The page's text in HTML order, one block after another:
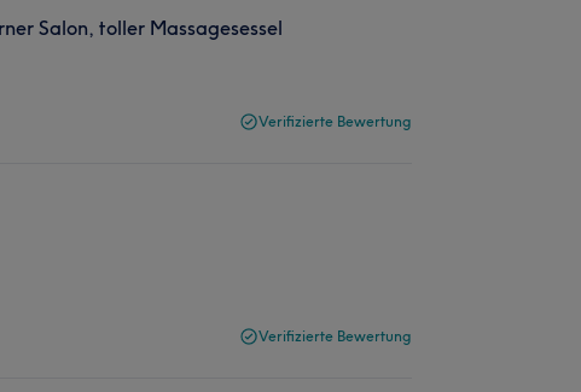
Salon, toller Massagesessel
Verifizierte Bewertung
Verifizierte Bewertung